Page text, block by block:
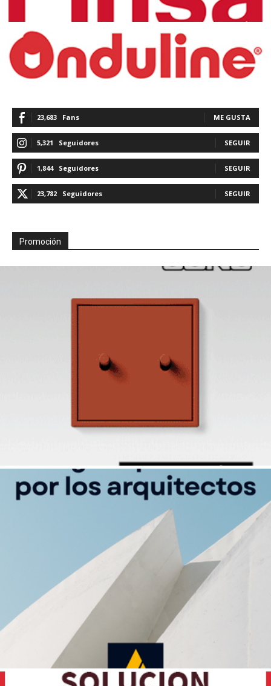
23,683 Fans ME GUSTA
5,321 Seguidores SEGUIR
1,844 Seguidores SEGUIR
23,782 Seguidores SEGUIR
Promoción